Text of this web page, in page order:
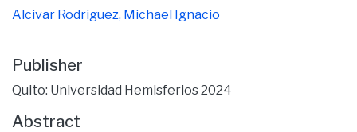
Alcivar Rodriguez, Michael Ignacio
Publisher
Quito: Universidad Hemisferios 2024
Abstract